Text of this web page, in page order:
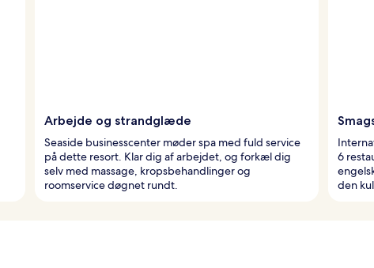
Arbejde og strandglæde
Seaside businesscenter møder spa med fuld service
på dette resort. Klar dig af arbejdet, og forkæl dig
selv med massage, kropsbehandlinger og
roomservice døgnet rundt.
6
den